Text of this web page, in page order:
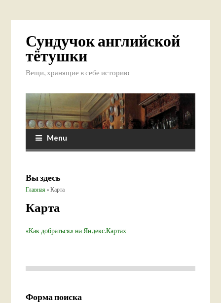
Сундучок английской
тётушки
Вещи, хранящие в себе историю
Menu
Вы здесь
Главная » Карта
Карта
«Как добраться.» на Яндекс.Картах
Форма поиска